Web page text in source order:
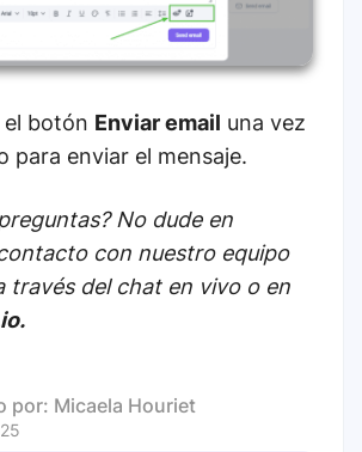
el botón Enviar email una vez
para enviar el mensaje.
No dude en
con nuestro equipo
través del chat en vivo o en
por: Micaela Houriet